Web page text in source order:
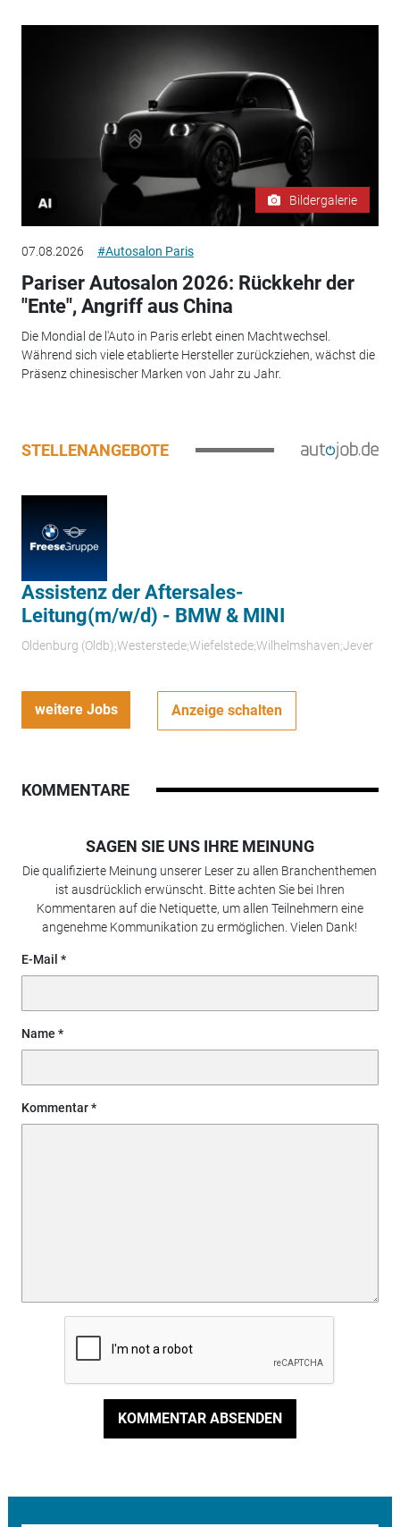
Bildergalerie
07.08.2026 #Autosalon Paris
Pariser Autosalon 2026: Rückkehr der
"Ente", Angriff aus China
Die Mondial de l'Auto in Paris erlebt einen Machtwechsel.
Während sich viele etablierte Hersteller zurückziehen, wächst die
Präsenz chinesischer Marken von Jahr zu Jahr.
STELLENANGEBOTE
Assistenz der Aftersales-
Leitung(m/w/d) - BMW & MINI
Oldenburg (Oldb);Westerstede;Wiefelstede;Wilhelmshaven;Jever
weitere Jobs Anzeige schalten
KOMMENTARE
SAGEN SIE UNS IHRE MEINUNG
Die qualifizierte Meinung unserer Leser zu allen Branchenthemen
ist ausdrücklich erwünscht. Bitte achten Sie bei Ihren
Kommentaren auf die Netiquette, um allen Teilnehmern eine
angenehme Kommunikation zu ermöglichen. Vielen Dank!
E-Mail
Name
Kommentar
KOMMENTAR ABSENDEN